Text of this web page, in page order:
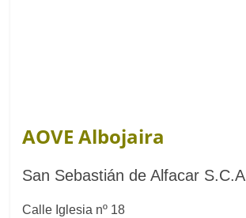
AOVE Albojaira
San Sebastián de Alfacar S.C.A
Calle Iglesia nº 18